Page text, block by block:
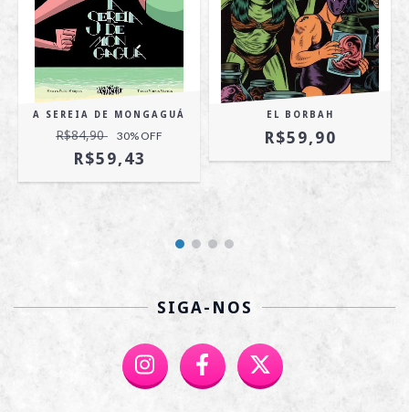
A SEREIA DE MONGAGUÁ
R$84,90 30% OFF
R$59,43
EL BORBAH
R$59,90
SIGA-NOS